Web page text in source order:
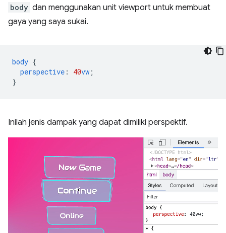
body dan menggunakan unit viewport untuk membuat
gaya yang saya sukai.
body {
perspective : 40vw ;
}
Inilah jenis dampak yang dapat dimiliki perspektif.